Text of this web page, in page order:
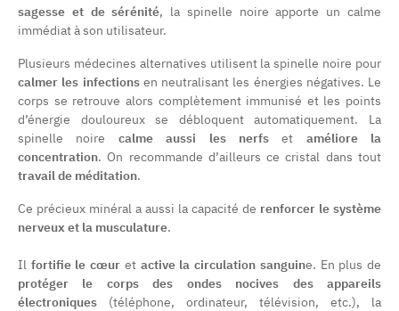
sagesse et de sérénité, la spinelle noire apporte un calme
immédiat à son utilisateur.
Plusieurs médecines alternatives utilisent la spinelle noire pour
calmer les infectionsen neutralisant les énergies négatives. Le
corps se retrouve alors complètement immunisé et les points
d’énergie douloureux se débloquent automatiquement. La
spinelle noire calme aussi les nerfset améliore la
concentration. On recommande d’ailleurs ce cristal dans tout
travail de méditation.
Ce précieux minéral a aussi la capacité de renforcer le système
nerveux et la musculature.
Il fortifie le cœur etactive la circulation sanguine. En plus de
protéger le corps des ondes nocives des appareils
électroniques (téléphone, ordinateur, télévision, etc.), la